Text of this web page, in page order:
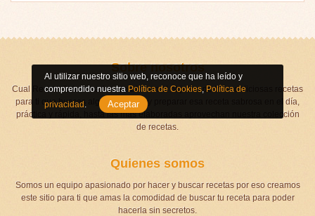
Sobre nosotros
Cual Receta Soberana fue creado con el objetivo de traer deliciosas recetas
para ti que buscas algo que hacer y preparar esa receta sabrosa en el día,
práctica y rápida, hasta las más elaboradas aprovechan nuestra colección
de recetas.
Quienes somos
Somos un equipo apasionado por hacer y buscar recetas por eso creamos
este sitio para ti que amas la comodidad de buscar tu receta para poder
hacerla sin secretos.
Al utilizar nuestro sitio web, reconoce que ha leído y
comprendido nuestra Política de Cookies, Política de
privacidad . Aceptar